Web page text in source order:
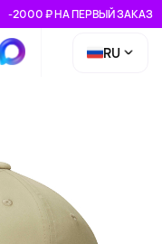
-2000 ₽ НА ПЕРВЫЙ ЗАКАЗ
RU